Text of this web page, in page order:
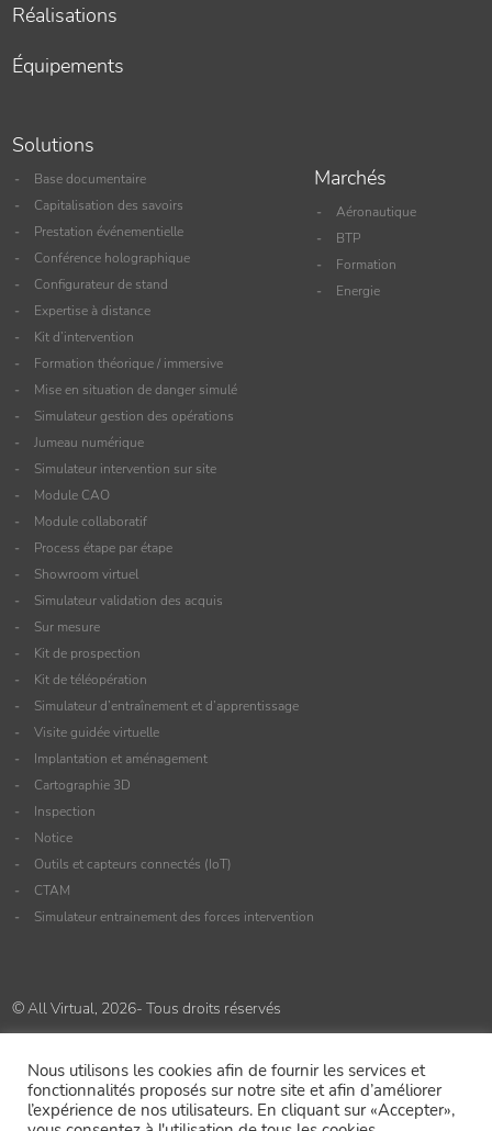
Réalisations
Équipements
Solutions
Base documentaire
Capitalisation des savoirs
Prestation événementielle
Conférence holographique
Configurateur de stand
Expertise à distance
Kit d’intervention
Formation théorique / immersive
Mise en situation de danger simulé
Simulateur gestion des opérations
Jumeau numérique
Simulateur intervention sur site
Module CAO
Module collaboratif
Process étape par étape
Showroom virtuel
Simulateur validation des acquis
Sur mesure
Kit de prospection
Kit de téléopération
Simulateur d’entraînement et d’apprentissage
Visite guidée virtuelle
Implantation et aménagement
Cartographie 3D
Inspection
Notice
Outils et capteurs connectés (IoT)
CTAM
Simulateur entrainement des forces intervention
Marchés
Aéronautique
BTP
Formation
Energie
© All Virtual, 2026- Tous droits réservés
Accueil»Carrières
Nous utilisons les cookies afin de fournir les services et
fonctionnalités proposés sur notre site et afin d’améliorer
l’expérience de nos utilisateurs. En cliquant sur «Accepter»,